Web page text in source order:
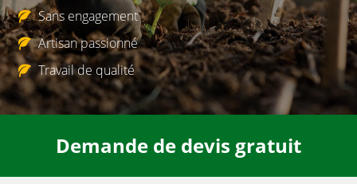
Sans engagement
Artisan passionné
Travail de qualité
Demande de devis gratuit